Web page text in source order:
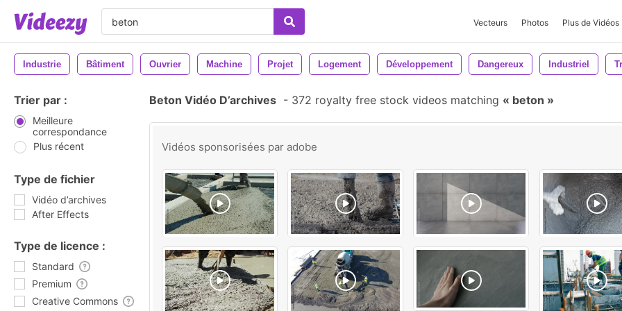
Vecteurs Photos Plus de Vidéos
Industrie Bâtiment Ouvrier Machine Projet Logement Développement Dangereux Industriel
Trier par :
Meilleure
correspondance
Plus récent
Type de fichier
Vidéo d’archives
After Effects
Type de licence :
Standard
Premium
Creative Commons
Beton Vidéo D’archives - 372 royalty free stock videos matching beton
Vidéos sponsorisées par adobe